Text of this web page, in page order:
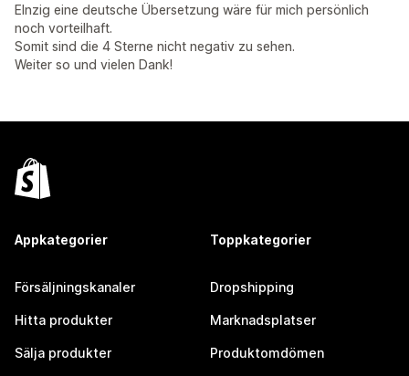
EInzig eine deutsche Übersetzung wäre für mich persönlich
noch vorteilhaft.
Somit sind die 4 Sterne nicht negativ zu sehen.
Weiter so und vielen Dank!
Appkategorier
Försäljningskanaler
Hitta produkter
Sälja produkter
Toppkategorier
Dropshipping
Marknadsplatser
Produktomdömen